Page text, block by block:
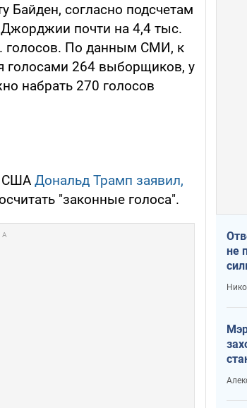
Байден, согласно подсчетам
Джорджии почти на 4,4 тыс.
голосов. По данным СМИ, к
голосами 264 выборщиков, у
набрать 270 голосов
США Дональд Трамп заявил,
"законные голоса".
не
и